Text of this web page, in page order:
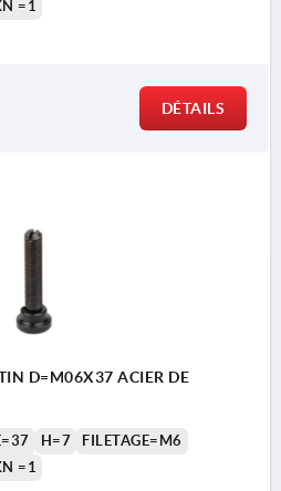
=1
DÉTAILS
D=M06X37 ACIER DE
H=7
FILETAGE=M6
=1